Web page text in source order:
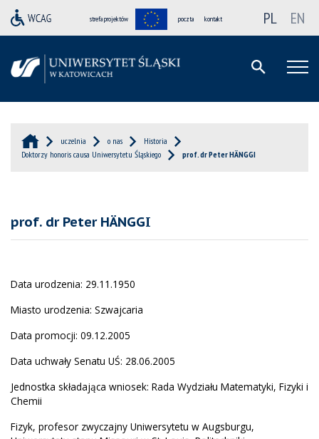
strefa projektów poczta kontakt PL EN
uczelnia o nas
Historia
Doktorzy honoris causa Uniwersytetu Śląskiego
prof. dr Peter HÄNGGI
prof. dr Peter HÄNGGI
Data urodzenia: 29.11.1950
Miasto urodzenia: Szwajcaria
Data promocji: 09.12.2005
Data uchwały Senatu UŚ: 28.06.2005
Jednostka składająca wniosek: Rada Wydziału Matematyki, Fizyki i
Chemii
Fizyk, profesor zwyczajny Uniwersytetu w Augsburgu,